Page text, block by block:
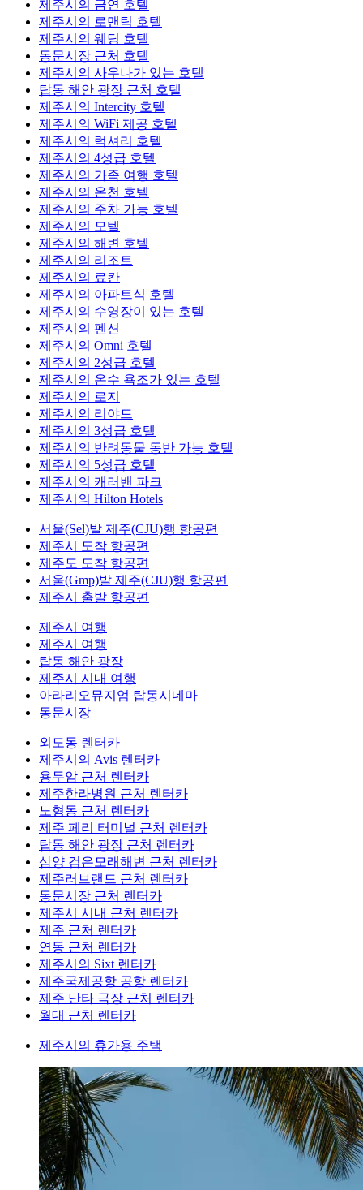
제주시의 금연 호텔
제주시의 로맨틱 호텔
제주시의 웨딩 호텔
동문시장 근처 호텔
제주시의 사우나가 있는 호텔
탑동 해안 광장 근처 호텔
제주시의 Intercity 호텔
제주시의 WiFi 제공 호텔
제주시의 럭셔리 호텔
제주시의 4성급 호텔
제주시의 가족 여행 호텔
제주시의 온천 호텔
제주시의 주차 가능 호텔
제주시의 모텔
제주시의 해변 호텔
제주시의 리조트
제주시의 료칸
제주시의 아파트식 호텔
제주시의 수영장이 있는 호텔
제주시의 펜션
제주시의 Omni 호텔
제주시의 2성급 호텔
제주시의 온수 욕조가 있는 호텔
제주시의 로지
제주시의 리야드
제주시의 3성급 호텔
제주시의 반려동물 동반 가능 호텔
제주시의 5성급 호텔
제주시의 캐러밴 파크
제주시의 Hilton Hotels
서울(Sel)발 제주(CJU)행 항공편
제주시 도착 항공편
제주도 도착 항공편
서울(Gmp)발 제주(CJU)행 항공편
제주시 출발 항공편
제주시 여행
제주시 여행
탑동 해안 광장
제주시 시내 여행
아라리오뮤지엄 탑동시네마
동문시장
외도동 렌터카
제주시의 Avis 렌터카
용두암 근처 렌터카
제주한라병원 근처 렌터카
노형동 근처 렌터카
제주 페리 터미널 근처 렌터카
탑동 해안 광장 근처 렌터카
삼양 검은모래해변 근처 렌터카
제주러브랜드 근처 렌터카
동문시장 근처 렌터카
제주시 시내 근처 렌터카
제주 근처 렌터카
연동 근처 렌터카
제주시의 Sixt 렌터카
제주국제공항 공항 렌터카
제주 난타 극장 근처 렌터카
월대 근처 렌터카
제주시의 휴가용 주택